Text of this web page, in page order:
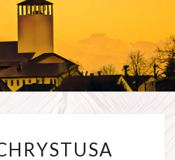
W
CHRYSTUSA